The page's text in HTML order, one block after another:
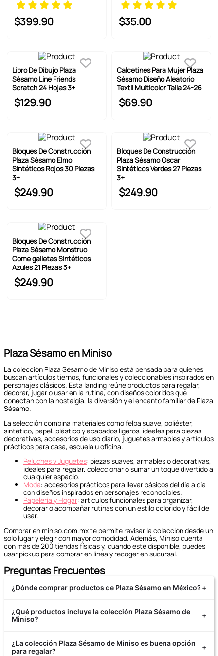
$399.90 $35.00
Libro De Dibujo Plaza
Sésamo Line Friends
Scratch 24 Hojas 3+
$129.90
Calcetines Para Mujer Plaza
Sésamo Diseño Aleatorio
Textil Multicolor Talla 24-26
$69.90
Bloques De Construcción
Plaza Sésamo Elmo
Sintéticos Rojos 30 Piezas
3+
$249.90
Bloques De Construcción
Plaza Sésamo Oscar
Sintéticos Verdes 27 Piezas
3+
$249.90
Bloques De Construcción
Plaza Sésamo Monstruo
Come galletas Sintéticos
Azules 21 Piezas 3+
$249.90
Plaza Sésamo en Miniso
La colección Plaza Sésamo de Miniso está pensada para quienes
buscan artículos tiernos, funcionales y coleccionables inspirados en
personajes clásicos. Esta landing reúne productos para regalar,
decorar, jugar o usar en la rutina, con diseños coloridos que
conectan con la nostalgia, la diversión y el encanto familiar de Plaza
Sésamo.
La selección combina materiales como felpa suave, poliéster,
sintético, papel, plástico y acabados ligeros, ideales para piezas
decorativas, accesorios de uso diario, juguetes armables y artículos
prácticos para casa, escuela u oficina.
Peluches y Juguetes: piezas suaves, armables o decorativas,
ideales para regalar, coleccionar o sumar un toque divertido a
cualquier espacio.
Moda: accesorios prácticos para llevar básicos del día a día
con diseños inspirados en personajes reconocibles.
Papelería y Hogar: artículos funcionales para organizar,
decorar o acompañar rutinas con un estilo colorido y fácil de
usar.
Comprar en miniso.com.mx te permite revisar la colección desde un
solo lugar y elegir con mayor comodidad. Además, Miniso cuenta
con más de 200 tiendas físicas y, cuando esté disponible, puedes
usar pickup para comprar en línea y recoger en sucursal.
Preguntas Frecuentes
¿Dónde comprar productos de Plaza Sésamo en México? +
miniso.com.mx cuando la colección esté disponible. La landing
de Miniso México reúne artículos oficiales de la colección en un
¿Qué productos incluye la colección Plaza Sésamo de
Miniso?
+
para uso diario, regalo, juego y decoración. En la página se
muestran categorías como peluches, bloques de
¿La colección Plaza Sésamo de Miniso es buena opción
para regalar?
+